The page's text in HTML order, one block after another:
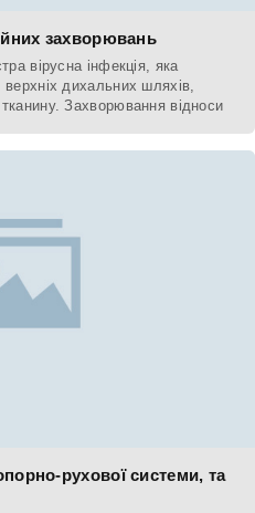
захворювань
вірусна інфекція, яка
дихальних шляхів,
Захворювання відноси
рухової системи, та